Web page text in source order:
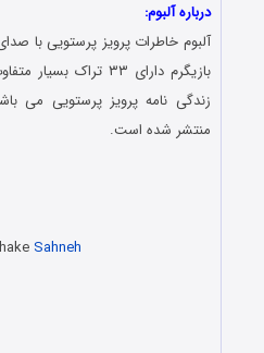
درباره آلبوم:
آلبوم خاطرات پرویز پرستویی با
بازیگرم دارای ۳۳
زندگی نامه پرویز پرستویی می
منتشر شده است.
Sahneh